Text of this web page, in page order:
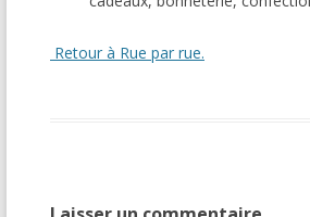
Retour à Rue par rue.